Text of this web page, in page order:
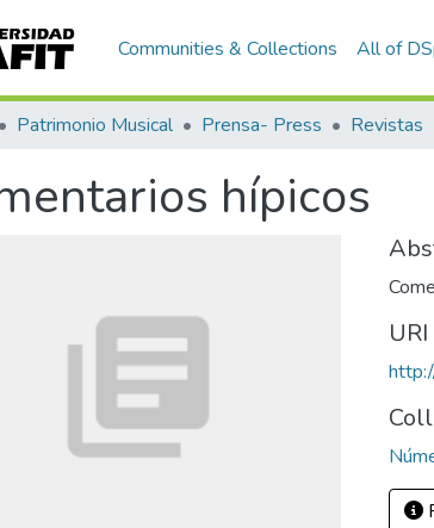
Communities & Collections All of
Patrimonio Musical Prensa- Press Revistas
hípicos
URI